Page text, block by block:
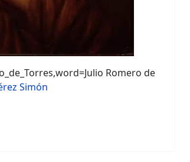
Romero de
Simón